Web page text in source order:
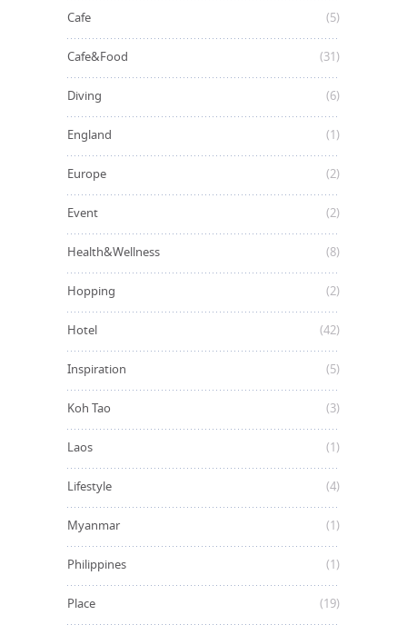
Cafe (5)
Cafe&Food (31)
Diving (6)
England (1)
Europe (2)
Event (2)
Health&Wellness (8)
Hopping (2)
Hotel (42)
Inspiration (5)
Koh Tao (3)
Laos (1)
Lifestyle (4)
Myanmar (1)
Philippines (1)
Place (19)